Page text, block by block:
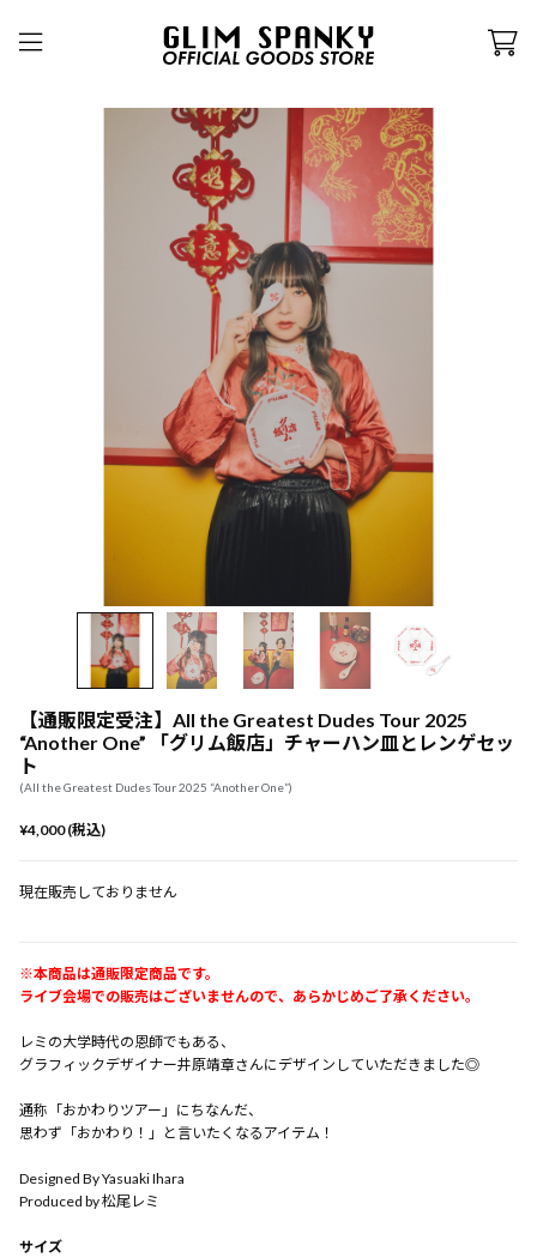
【通販限定受注】All the Greatest Dudes Tour 2025
“Another One” 「グリム飯店」チャーハン皿とレンゲセッ
ト
(All the Greatest Dudes Tour 2025 “Another One”)
¥4,000 (税込)
現在販売しておりません
※本商品は通販限定商品です。
ライブ会場での販売はございませんので、あらかじめご了承ください。
レミの大学時代の恩師でもある、
グラフィックデザイナー井原靖章さんにデザインしていただきました◎
通称「おかわりツアー」にちなんだ、
思わず「おかわり！」と言いたくなるアイテム！
Designed By Yasuaki Ihara
Produced by 松尾レミ
サイズ